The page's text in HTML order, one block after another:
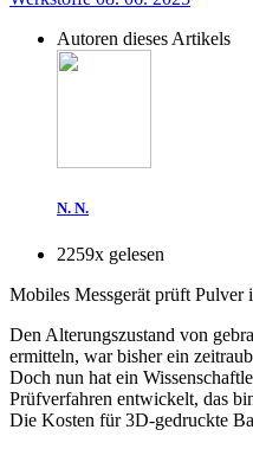
Autoren dieses Artikels
N. N.
2259x gelesen
Mobiles Messgerät prüft Pulver
Den Alterungszustand von
ermitteln, war bisher ein
Doch nun hat ein
Prüfverfahren entwickelt, das
Die Kosten für 3D-gedruckte